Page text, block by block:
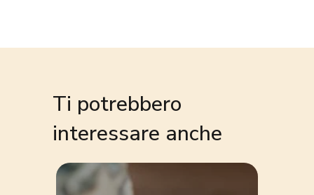
Ti potrebbero
interessare anche